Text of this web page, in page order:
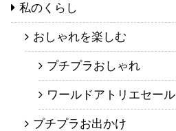
私のくらし
おしゃれを楽しむ
プチプラおしゃれ
ワールドアトリエセール
プチプラお出かけ